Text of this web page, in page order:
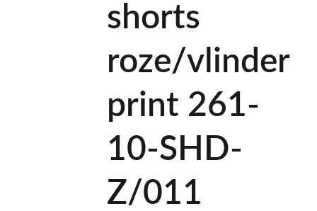
shorts
roze/vlinder
print 261-
10-SHD-
Z/011